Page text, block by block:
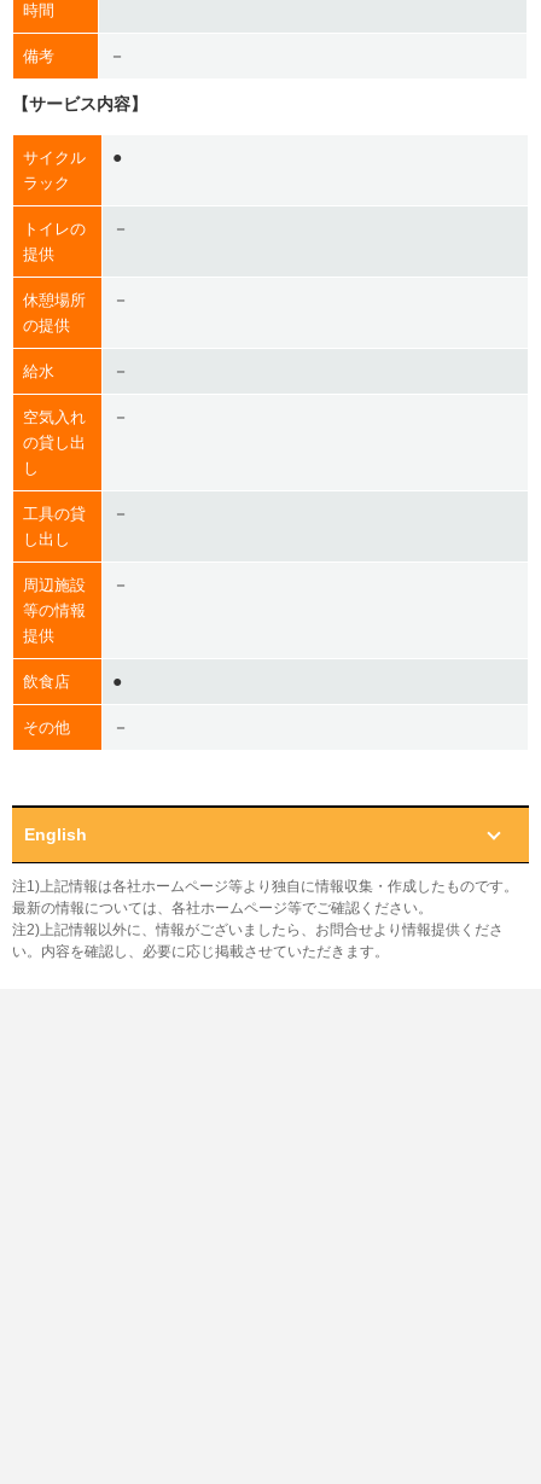
時間
備考 －
【サービス内容】
サイクル
ラック
●
トイレの
提供
－
休憩場所
の提供
－
給水 －
空気入れ
の貸し出
し
－
工具の貸
し出し
－
周辺施設
等の情報
提供
－
飲食店 ●
その他 －
English
注1)上記情報は各社ホームページ等より独自に情報収集・作成したものです。
最新の情報については、各社ホームページ等でご確認ください。
注2)上記情報以外に、情報がございましたら、お問合せより情報提供くださ
い。内容を確認し、必要に応じ掲載させていただきます。